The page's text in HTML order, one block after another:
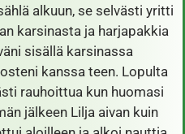
alkuun, se selvästi yritti
karsinasta ja harjapakkia
sisällä karsinassa
kanssa teen. Lopulta
rauhoittua kun huomasi
jälkeen Lilja aivan kuin